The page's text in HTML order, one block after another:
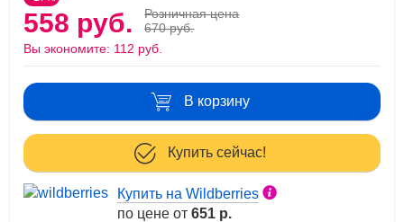
558 руб.
Розничная цена
670 руб.
Вы экономите: 112 руб.
В корзину
Купить сейчас!
Купить на Wildberries
по цене от651 р.